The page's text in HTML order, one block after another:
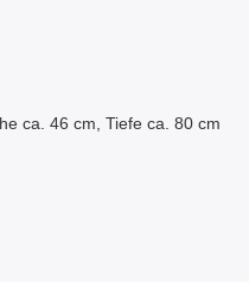
ca. 46 cm, Tiefe ca. 80 cm